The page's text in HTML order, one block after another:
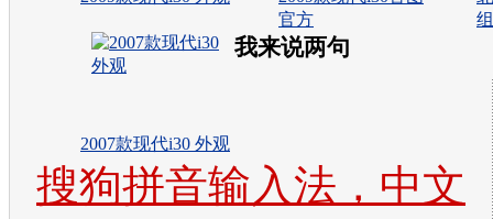
官方
2007款现代i30 外观
我来说两句
搜狗拼音输入法，中文